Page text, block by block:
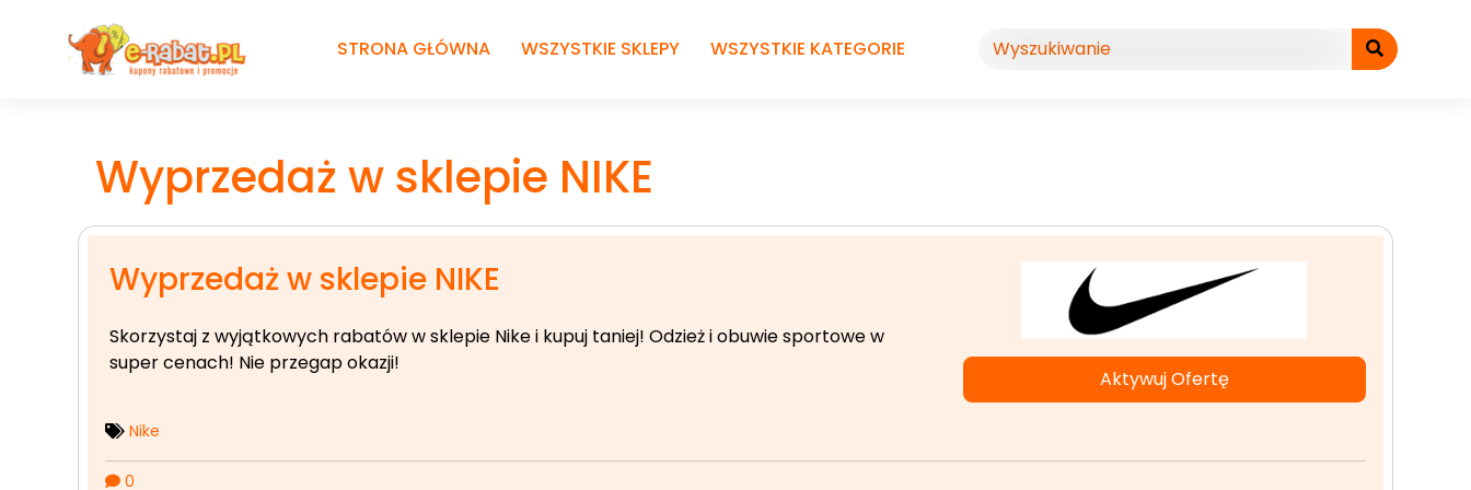
STRONA GŁÓWNA WSZYSTKIE SKLEPY WSZYSTKIE KATEGORIE
Wyprzedaż w sklepie NIKE
Wyprzedaż w sklepie NIKE
Skorzystaj z wyjątkowych rabatów w sklepie Nike i kupuj taniej! Odzież i obuwie sportowe w
super cenach! Nie przegap okazji!
Aktywuj Ofertę
Nike
0